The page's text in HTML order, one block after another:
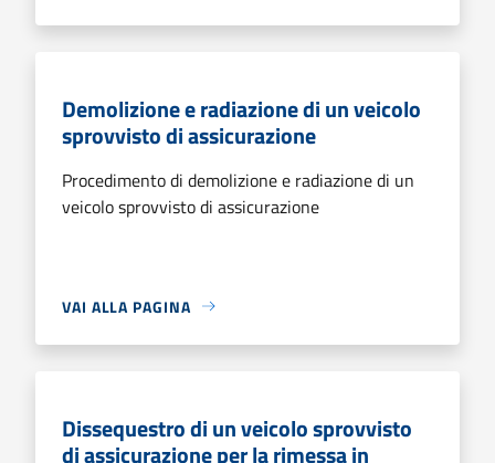
Demolizione e radiazione di un veicolo
sprovvisto di assicurazione
Procedimento di demolizione e radiazione di un
veicolo sprovvisto di assicurazione
VAI ALLA PAGINA
Dissequestro di un veicolo sprovvisto
di assicurazione per la rimessa in